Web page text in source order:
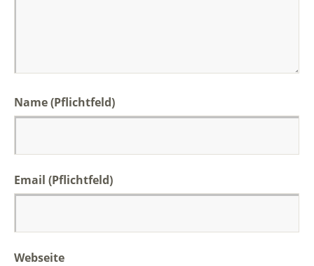
Name (Pflichtfeld)
Email (Pflichtfeld)
Webseite